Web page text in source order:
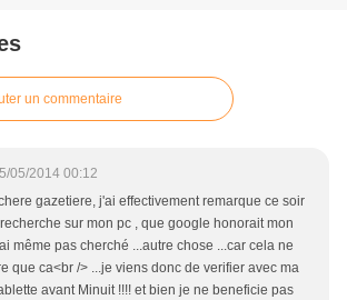
un commentaire
05/2014 00:12
gazetiere, j'ai effectivement remarque ce soir
sur mon pc , que google honorait mon
même pas cherché ...autre chose ...car cela ne
que ca<br /> ...je viens donc de verifier avec ma
avant Minuit !!!! et bien je ne beneficie pas